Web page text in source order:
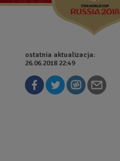
ostatnia aktualizacja:
26.06.2018 22:49